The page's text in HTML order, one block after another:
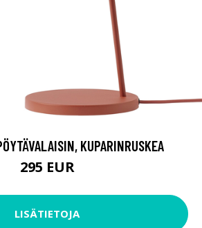
KUPARINRUSKEA
295 EUR
LISÄTIETOJA